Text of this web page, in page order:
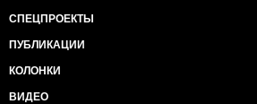
СПЕЦПРОЕКТЫ
ПУБЛИКАЦИИ
КОЛОНКИ
ВИДЕО